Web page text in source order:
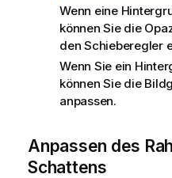
h
i
n
w
e
i
Wenn eine
können Sie die
den Schieberegler
Wenn Sie ein
können Sie die
anpassen.
Anpassen des
Schattens